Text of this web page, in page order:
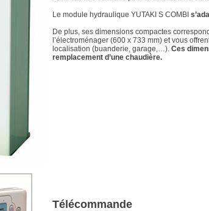
Le module hydraulique YUTAKI S COMBI
De plus, ses dimensions compactes
l’électroménager (600 x 733 mm) et vous
localisation (buanderie, garage,…). Ces
remplacement d’une chaudière.
Télécommande